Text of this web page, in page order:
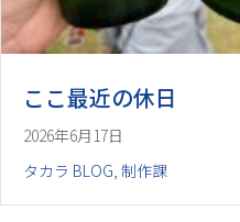
ここ最近の休日
2026年6月17日
タカラ BLOG, 制作課